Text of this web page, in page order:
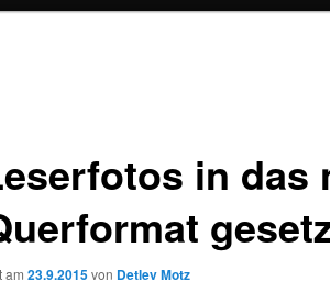
in das
am 23.9.2015von Detlev Motz